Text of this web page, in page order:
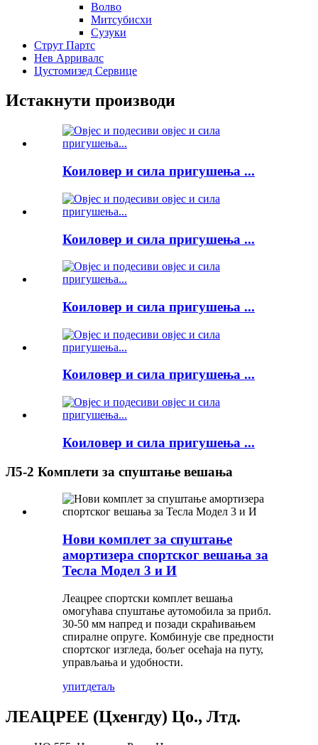
Волво
Митсубисхи
Сузуки
Струт Партс
Нев Арривалс
Цустомизед Сервице
Истакнути производи
Коиловер и сила пригушења ...
Коиловер и сила пригушења ...
Коиловер и сила пригушења ...
Коиловер и сила пригушења ...
Коиловер и сила пригушења ...
Л5-2 Комплети за спуштање вешања
Нови комплет за спуштање
амортизера спортског вешања за
Тесла Модел 3 и И
Леацрее спортски комплет вешања
омогућава спуштање аутомобила за прибл.
30-50 мм напред и позади скраћивањем
спиралне опруге. Комбинује све предности
спортског изгледа, бољег осећаја на путу,
управљања и удобности.
упитдетаљ
ЛЕАЦРЕЕ (Цхенгду) Цо., Лтд.